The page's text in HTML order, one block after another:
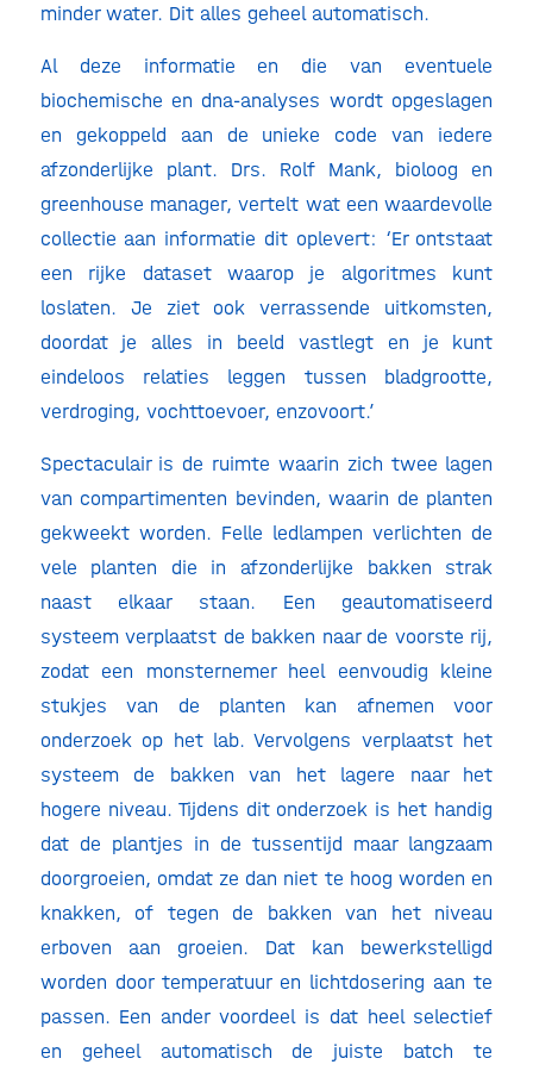
minder water. Dit alles geheel automatisch.
Al deze informatie en die van eventuele
biochemische en dna-analyses wordt opgeslagen
en gekoppeld aan de unieke code van iedere
afzonderlijke plant. Drs. Rolf Mank, bioloog en
greenhouse manager, vertelt wat een waardevolle
collectie aan informatie dit oplevert: ‘Er ontstaat
een rijke dataset waarop je algoritmes kunt
loslaten. Je ziet ook verrassende uitkomsten,
doordat je alles in beeld vastlegt en je kunt
eindeloos relaties leggen tussen bladgrootte,
verdroging, vochttoevoer, enzovoort.’
Spectaculair is de ruimte waarin zich twee lagen
van compartimenten bevinden, waarin de planten
gekweekt worden. Felle ledlampen verlichten de
vele planten die in afzonderlijke bakken strak
naast elkaar staan. Een geautomatiseerd
systeem verplaatst de bakken naar de voorste rij,
zodat een monsternemer heel eenvoudig kleine
stukjes van de planten kan afnemen voor
onderzoek op het lab. Vervolgens verplaatst het
systeem de bakken van het lagere naar het
hogere niveau. Tijdens dit onderzoek is het handig
dat de plantjes in de tussentijd maar langzaam
doorgroeien, omdat ze dan niet te hoog worden en
knakken, of tegen de bakken van het niveau
erboven aan groeien. Dat kan bewerkstelligd
worden door temperatuur en lichtdosering aan te
passen. Een ander voordeel is dat heel selectief
en geheel automatisch de juiste batch te